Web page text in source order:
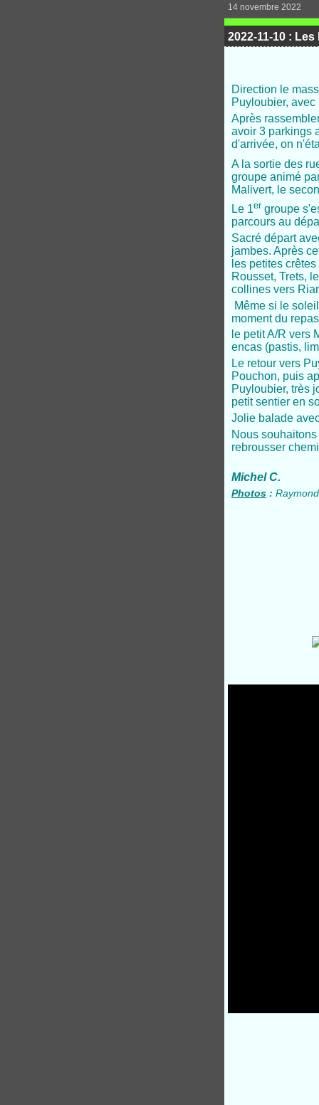
14 novembre 2022
2022-11-10 :
Direction le
Puyloubier,
Après
avoir 3 parkings
d'arrivée, on
A la sortie des
groupe animé
Malivert, le
Le 1er groupe
parcours au
Sacré départ
jambes. Après
les petites
Rousset, Trets,
collines vers
Même si le
moment du
le petit A/R vers
encas (pastis,
Le retour vers
Pouchon, puis
Puyloubier, très
petit sentier en
Jolie balade
Nous
rebrousser
Michel C.
Photos :